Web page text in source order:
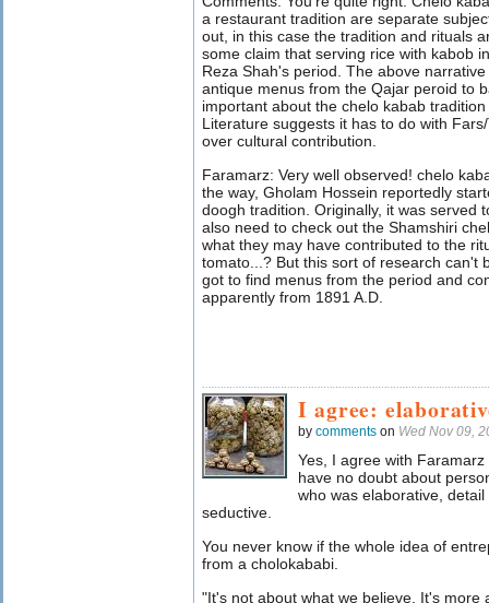
a restaurant tradition are separate
out, in this case the tradition and rituals
some claim that serving rice with kabob
Reza Shah's period. The above
antique menus from the Qajar peroid to
important about the chelo kabab
Literature suggests it has to do with
over cultural contribution.
Faramarz: Very well observed! chelo
the way, Gholam Hossein reportedly
doogh tradition. Originally, it was served
also need to check out the Shamshiri
what they may have contributed to the
tomato...? But this sort of research can't
got to find menus from the period and
apparently from 1891 A.D.
I agree:
by comments on Wed Nov 09,
Yes, I agree with
have no doubt about
who was elaborative,
seductive.
You never know if the whole idea of
from a cholokababi.
"It's not about what we believe. It's more